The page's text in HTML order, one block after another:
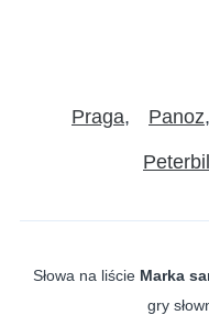
Praga Panoz
Słowa na liście Marka
gry